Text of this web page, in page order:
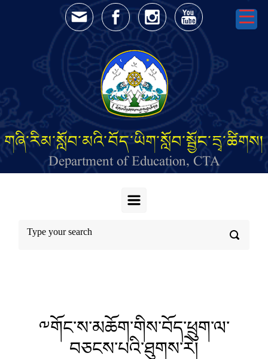
Skip to main content
གཞི་རིམ་སློབ་མའི་བོད་ཡིག་སློབ་སྦྱོང་དྲྭ་ཚིགས།
Department of Education, CTA
༸གོང་ས་མཆོག་གིས་བོད་ཕྲུག་ལ་
བཅངས་པའི་ཐུགས་རེ།